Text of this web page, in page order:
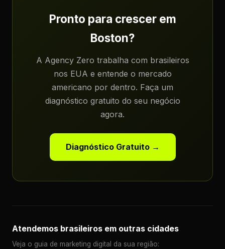
Pronto para crescer em
Boston?
A Agency Zero trabalha com brasileiros
nos EUA e entende o mercado
americano por dentro. Faça um
diagnóstico gratuito do seu negócio
agora.
Diagnóstico Gratuito →
Atendemos brasileiros em outras cidades
Veja o guia de marketing digital da sua região: